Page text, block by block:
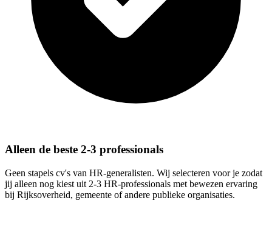
Alleen de beste 2-3 professionals
Geen stapels cv's van HR-generalisten. Wij selecteren voor je zodat
jij alleen nog kiest uit 2-3 HR-professionals met bewezen ervaring
bij Rijksoverheid, gemeente of andere publieke organisaties.